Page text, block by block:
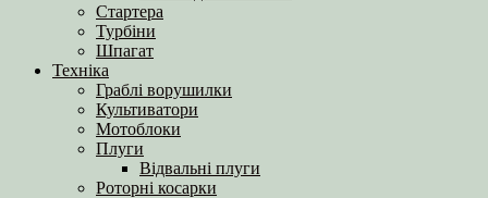
Стартера
Турбіни
Шпагат
Техніка
Граблі ворушилки
Культиватори
Мотоблоки
Плуги
Відвальні плуги
Роторні косарки